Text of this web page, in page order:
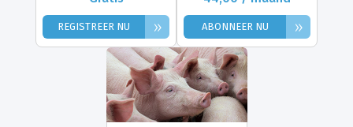
REGISTREER NU » ABONNEER NU »